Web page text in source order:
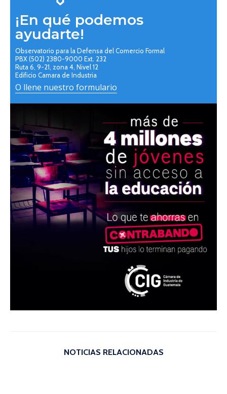
¡En qué podemos
ayudarte!
Observatorio para la Defensa del Comercio Formal
PBX (502) 2380-9000 Ext. 232
Ruta 6, 9-21, zona 4, Nivel 12
Edificio Camara de Industria
O llene nuestro formulario
NOTICIAS RELACIONADAS